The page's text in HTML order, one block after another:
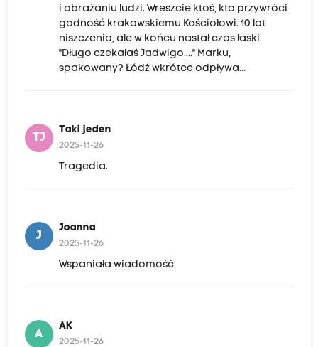
i obrażaniu ludzi. Wreszcie ktoś, kto przywróci
godność krakowskiemu Kościołowi. 10 lat
niszczenia, ale w końcu nastał czas łaski.
"Długo czekałaś Jadwigo...." Marku,
spakowany? Łódź wkrótce odpływa...
TJ
Taki jeden
2025-11-26
Tragedia.
J
Joanna
2025-11-26
Wspaniała wiadomość.
A
AK
2025-11-26